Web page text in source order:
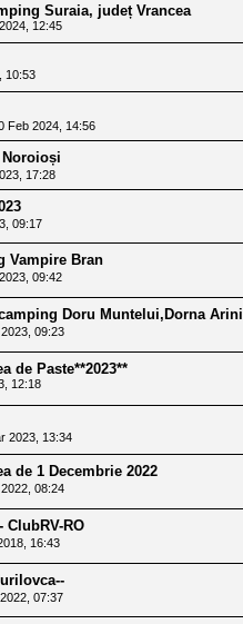
Suraia, județ Vrancea
12:45
10:53
Feb 2024, 14:56
17:28
09:17
Vampire Bran
09:42
Doru Muntelui,Dorna Arini
09:23
de Paste**2023**
12:18
2023, 13:34
de 1 Decembrie 2022
08:24
ClubRV-RO
16:43
07:37